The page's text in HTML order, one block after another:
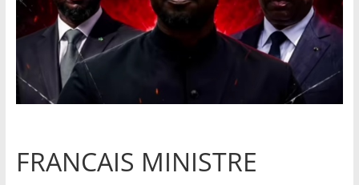
FRANCAIS MINISTRE